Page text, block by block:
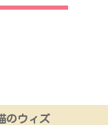
のウィズ